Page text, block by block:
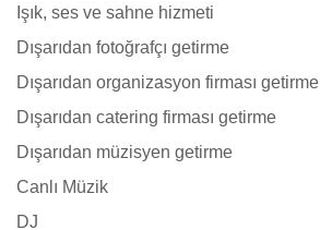
Işık, ses ve sahne hizmeti
Dışarıdan fotoğrafçı getirme
Dışarıdan organizasyon firması getirme
Dışarıdan catering firması getirme
Dışarıdan müzisyen getirme
Canlı Müzik
DJ